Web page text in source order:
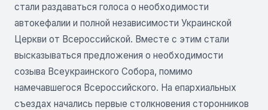
стали раздаваться голоса о необходимости
автокефалии и полной независимости Украинской
Церкви от Всероссийской. Вместе с этим стали
высказываться предложения о необходимости
созыва Всеукраинского Собора, помимо
намечавшегося Всероссийского. На епархиальных
съездах начались первые столкновения сторонников